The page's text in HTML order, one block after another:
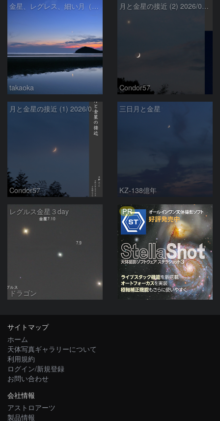
金星、レグレス、細い月（７月１６日）
takaoka
月と金星の接近 (2) 2026/07/17
Condor57
月と金星の接近 (1) 2026/07/17
Condor57
三日月と金星
KZ-138億年
レグルス金星３day
ドラゴン
PR
サイトマップ
ホーム
天体写真ギャラリーについて
利用規約
ログイン/新規登録
お問い合わせ
会社情報
アストロアーツ
製品情報